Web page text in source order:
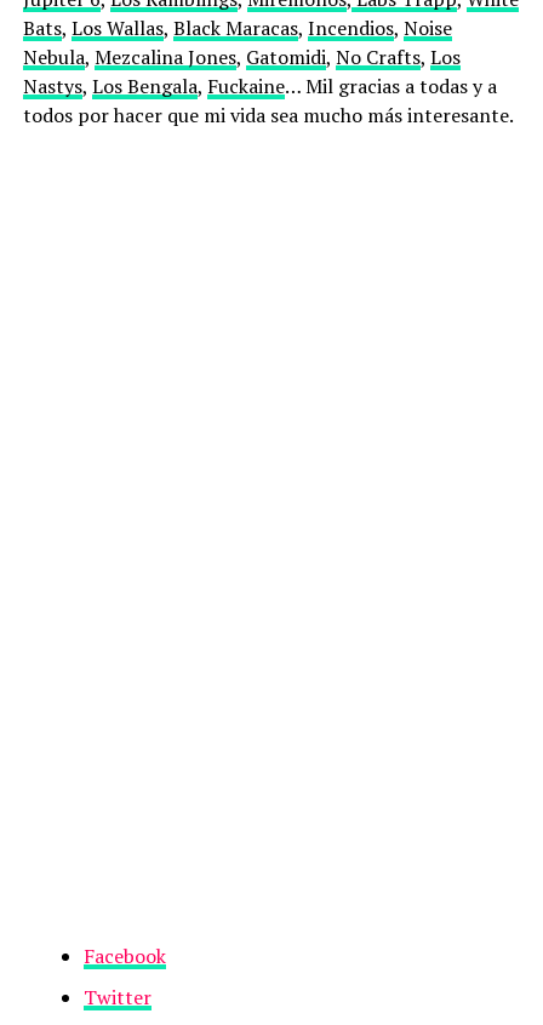
Bats, Los Wallas, Black Maracas, Incendios, Noise
Nebula, Mezcalina Jones, Gatomidi, No Crafts, Los
Nastys, Los Bengala, Fuckaine… Mil gracias a todas y a
todos por hacer que mi vida sea mucho más interesante.
Facebook
Twitter